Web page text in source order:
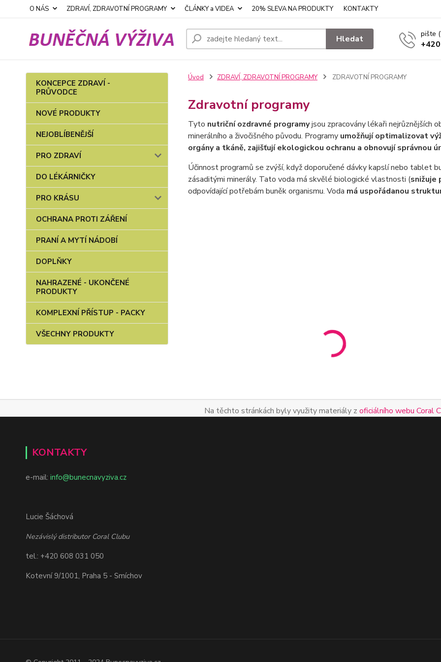
O NÁS ZDRAVÍ, ZDRAVOTNÍ PROGRAMY ČLÁNKY a VIDEA 20% SLEVA NA PRODUKTY KONTAKTY
Hledat pište
KONCEPCE ZDRAVÍ -
PRŮVODCE
NOVÉ PRODUKTY
NEJOBLÍBENĚJŠÍ
PRO ZDRAVÍ
DO LÉKÁRNIČKY
PRO KRÁSU
OCHRANA PROTI ZÁŘENÍ
PRANÍ A MYTÍ NÁDOBÍ
DOPLŇKY
NAHRAZENÉ - UKONČENÉ
PRODUKTY
KOMPLEXNÍ PŘÍSTUP - PACKY
VŠECHNY PRODUKTY
Úvod ZDRAVÍ, ZDRAVOTNÍ PROGRAMY ZDRAVOTNÍ PROGRAMY
Zdravotní programy
Tyto nutriční ozdravné programyjsou zpracovány lékaři nejrůznějších
minerálního a živočišného původu. Programy umožňují optimalizovat
orgány a tkáně, zajišťují ekologickou ochranu a obnovují správnou
Účinnost programů se zvýší, když doporučené dávky kapslí nebo tablet
zásaditými minerály. Tato voda má skvělé biologické vlastnosti (snižuje
odpovídající potřebám buněk organismu. Voda má uspořádanou
Na těchto stránkách byly využity materiály z oficiálního webu Coral
KONTAKTY
e-mail: info@bunecnavyziva.cz
Lucie Šáchová
Nezávislý distributor Coral Clubu
tel.: +420 608 031 050
Kotevní 9/1001, Praha 5 - Smíchov